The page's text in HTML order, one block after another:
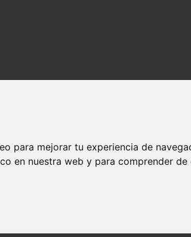
para mejorar tu experiencia de
en nuestra web y para comprender